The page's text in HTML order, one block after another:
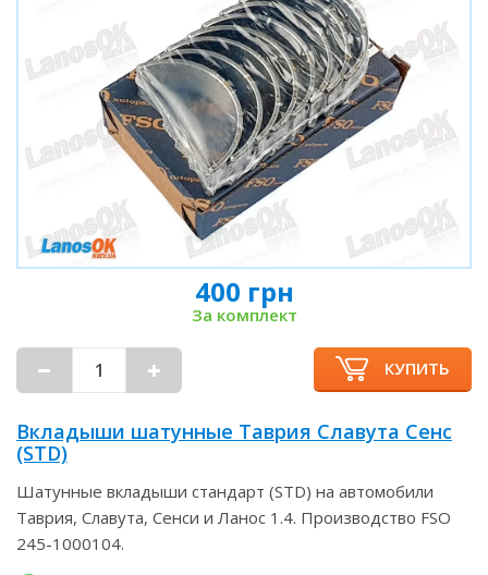
400 грн
За комплект
КУПИТЬ
Вкладыши шатунные Таврия Славута Сенс
(STD)
Шатунные вкладыши стандарт (STD) на автомобили
Таврия, Славута, Сенси и Ланос 1.4. Производство FSO
245-1000104.